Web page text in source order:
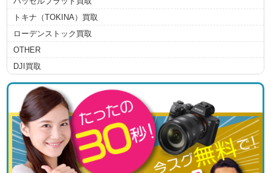
トキナ（TOKINA）買取
ローデンストック買取
OTHER
DJI買取